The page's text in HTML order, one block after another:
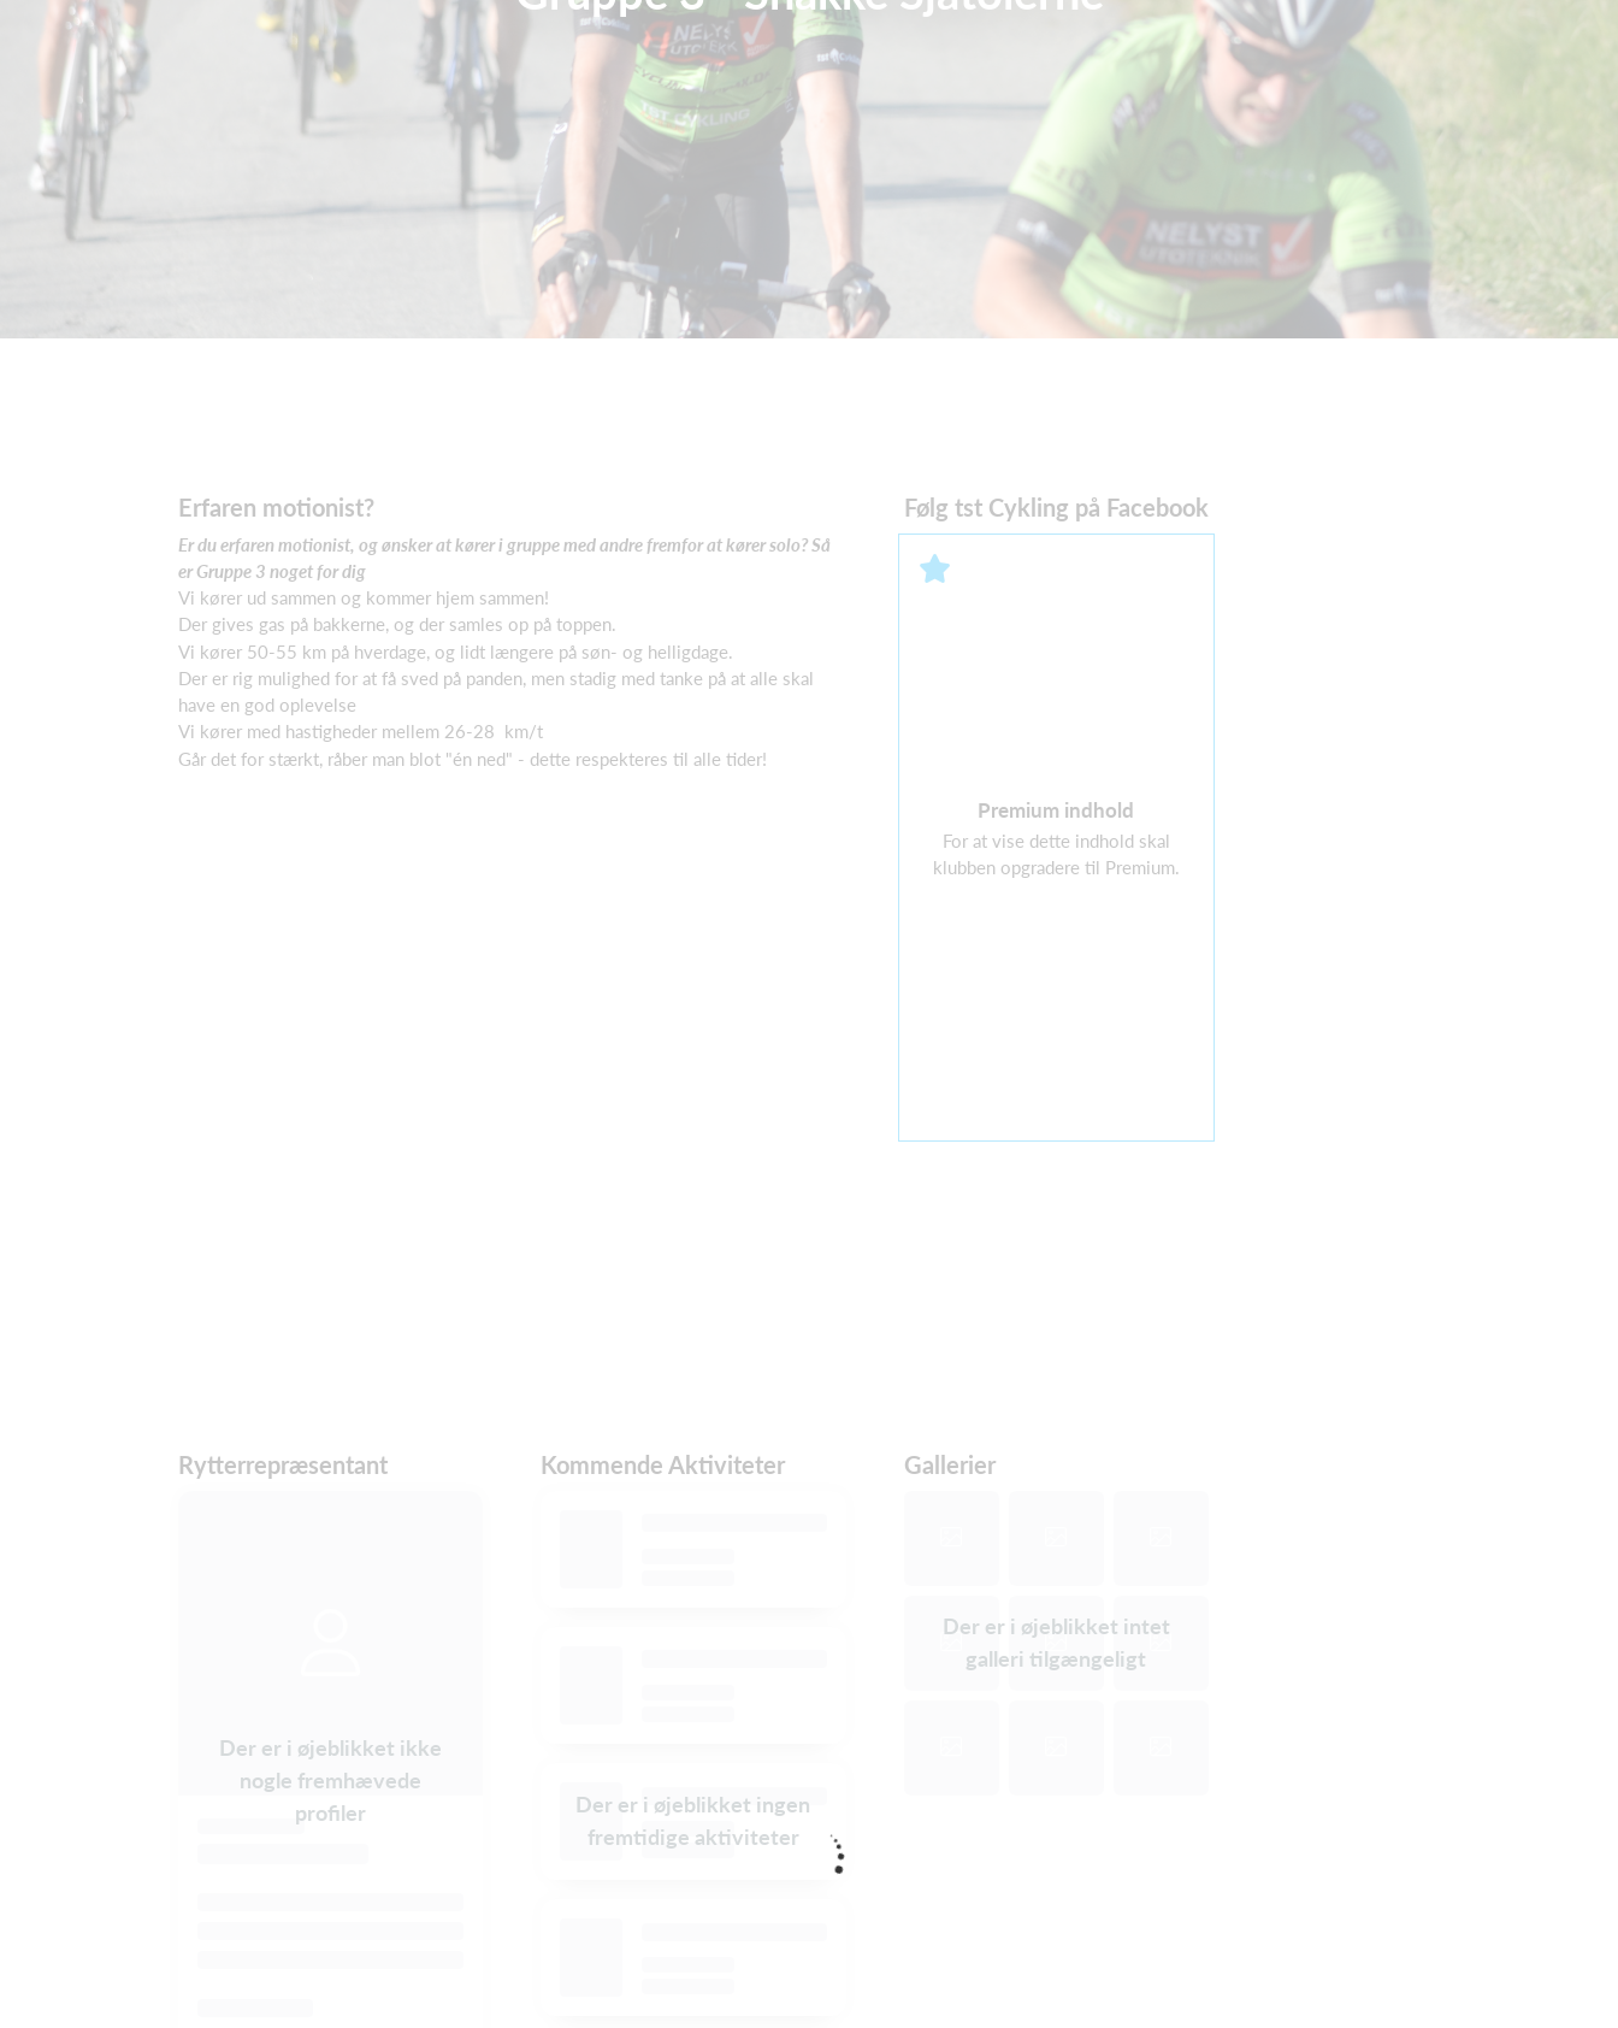
Erfaren motionist?
Er du erfaren motionist, og ønsker at kører i gruppe medandre fremfor at kører solo? Så
er Gruppe 3 noget for dig
Vi kører ud sammen og kommer hjem sammen!
Der gives gas på bakkerne, og der samles op på toppen.
Vi kører 50-55 km på hverdage, og lidt længere på søn- og helligdage.
Der er rig mulighed for at få sved på panden, men stadig med tanke på at alle skal
have en god oplevelse
Vi kører med hastigheder mellem 26-28 km/t
Går det for stærkt, råber man blot "én ned" - dette respekteres til alle tider!
Følg tst Cykling på Facebook
Premium indhold
For at vise dette indhold skal
klubben opgradere til Premium.
Rytterrepræsentant
Der er i øjeblikket ikke
nogle fremhævede
profiler
Kommende Aktiviteter
Der er i øjeblikket ingen
fremtidige aktiviteter
Gallerier
Der er i øjeblikket intet
galleri tilgængeligt